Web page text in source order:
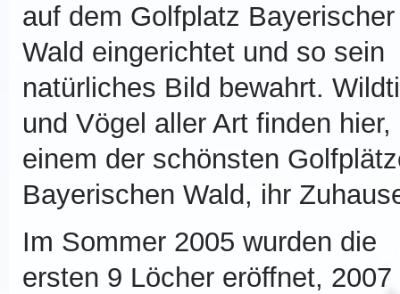
auf dem Golfplatz Bayerischer
Wald eingerichtet und so sein
natürliches Bild bewahrt.
und Vögel aller Art finden hier,
einem der schönsten
Bayerischen Wald, ihr
Im Sommer 2005 wurden die
ersten 9 Löcher eröffnet, 2007